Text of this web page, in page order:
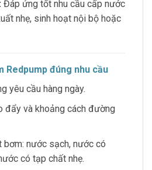
Đáp ứng tốt nhu cầu cấp nước
nhẹ, sinh hoạt nội bộ hoặc
Redpump đúng nhu cầu
yêu cầu hàng ngày.
đẩy và khoảng cách đường
bơm: nước sạch, nước có
có tạp chất nhẹ.